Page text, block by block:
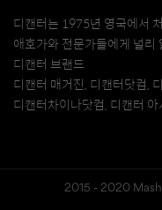
디캔터는 1975년 영국에서
애호가와 전문가들에게 널리
디캔터 브랜드
디캔터 매거진, 디캔터닷컴,
디캔터차이나닷컴, 디캔터
2015 - 2020